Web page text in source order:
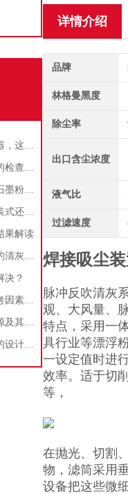
想要维护好粉尘处理吸尘器，这几个措施真的很重要！
工业脉冲集尘器安装完后的检查工作详解
避免过度投资：如何确定石墨粉尘除尘器的合理价格区间
滤筒式集尘设备到底是竖装式还是横装式？
果解读
如何确定石墨粉尘除尘器的清灰速度？
决？
选购粉尘集尘机时这些参考因素很重要！
工业脉冲集尘器噪音的来源及其控制策略
石墨粉尘除尘器处理风量的设计，你了解多少
详情介绍
品牌
林格曼黑度
除尘率
出口含尘浓度
液气比
过滤速度
焊接吸尘
脉冲反吹清灰
观、大风量、
特点，采用一
具行业等漂浮
一设定值时进
效率。适于切
等，
在抛光、切割
物，滤筒采用
设备把这些微